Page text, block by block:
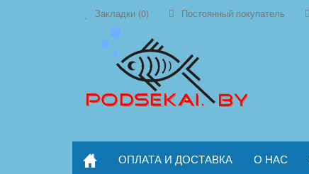
Закладки (0) Постоянный покупатель
ОПЛАТА И ДОСТАВКА О НАС